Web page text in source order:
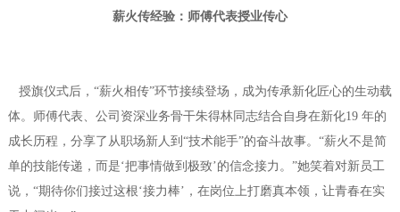
薪火传经验：师傅代表授业传心
授旗仪式后，“薪火相传”环节接续登场，成为传承新化匠心的生动载
体。师傅代表、公司资深业务骨干朱得林同志结合自身在新化19 年的
成长历程，分享了从职场新人到“技术能手”的奋斗故事。“薪火不是简
单的技能传递，而是‘把事情做到极致’的信念接力。”她笑着对新员工
说，“期待你们接过这根‘接力棒’，在岗位上打磨真本领，让青春在实